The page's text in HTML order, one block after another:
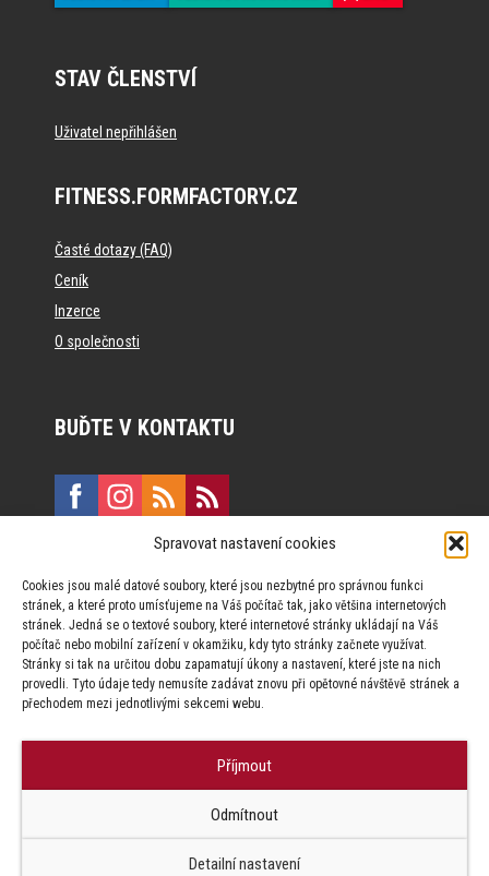
Spravovat nastavení cookies
Cookies jsou malé datové soubory, které jsou nezbytné pro správnou funkci
stránek, a které proto umísťujeme na Váš počítač tak, jako většina internetových
stránek. Jedná se o textové soubory, které internetové stránky ukládají na Váš
počítač nebo mobilní zařízení v okamžiku, kdy tyto stránky začnete využívat.
Stránky si tak na určitou dobu zapamatují úkony a nastavení, které jste na nich
provedli. Tyto údaje tedy nemusíte zadávat znovu při opětovné návštěvě stránek a
přechodem mezi jednotlivými sekcemi webu.
Příjmout
Odmítnout
Detailní nastavení
STAV ČLENSTVÍ
Uživatel nepřihlášen
FITNESS.FORMFACTORY.CZ
Časté dotazy (FAQ)
Ceník
Inzerce
O společnosti
BUĎTE V KONTAKTU
Vinohradská 190, 130 00 Praha 3
Za publikovaný obsah odpovídají jednotliví autoři.
Factory s.r.o. zapovězeno.